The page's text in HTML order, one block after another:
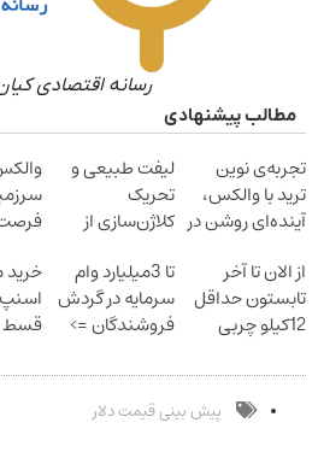
رسانه اقتصادی
مطالب پیشنهادی
تجربه‌ی نوین
ترید با والکس،
آینده‌ای روشن در
لیفت طبیعی و
تحریک
کلاژن‌سازی از
24ماه ماندگاری
جوان شو
از الان تا آخر
تابستون حداقل
12کیلو چربی
تا 3میلیارد وام
سرمایه در گردش
فروشندگان =>
ثبت کن
خرید
قسط
پیش بینی قیمت دلار